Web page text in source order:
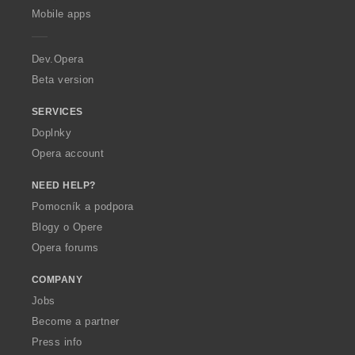
p
a
Mobile apps
Dev.Opera
Beta version
SERVICES
Doplnky
Opera account
NEED HELP?
Pomocník a podpora
Blogy o Opere
Opera forums
COMPANY
Jobs
Become a partner
Press info